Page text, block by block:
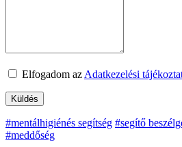
Elfogadom azAdatkezelési
#mentálhigiénés segítség #segítő
#meddőség